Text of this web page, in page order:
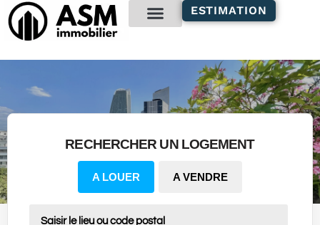
principal
ESTIMATION
RECHERCHER UN LOGEMENT
A LOUER A VENDRE